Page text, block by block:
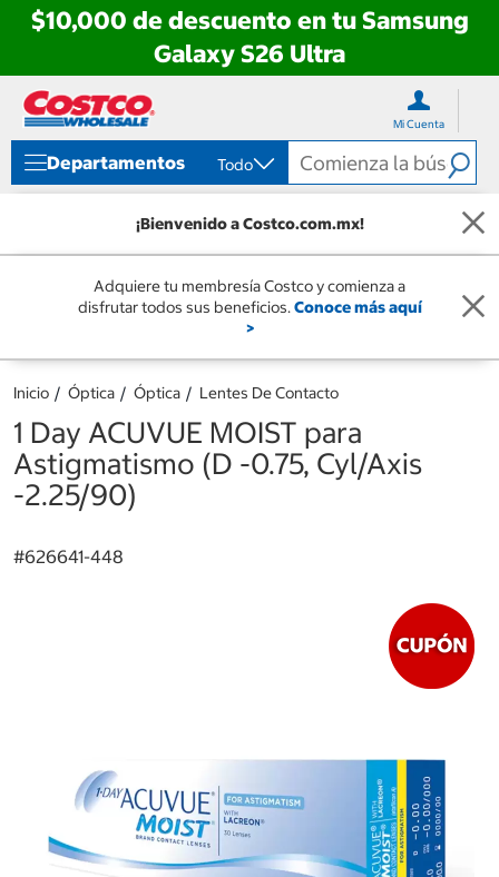
$10,000 de descuento en tu Samsung
Galaxy S26 Ultra
directo
contenido
directo
menú
navegación
Mi Cuenta
Departamentos Todo
¡Bienvenido a Costco.com.mx!
Adquiere tu membresía Costco y comienza a
disfrutar todos sus beneficios.Conoce más aquí
>
Inicio Óptica Óptica Lentes De Contacto
1 Day ACUVUE MOIST para
Astigmatismo (D -0.75, Cyl/Axis
-2.25/90)
#626641-448